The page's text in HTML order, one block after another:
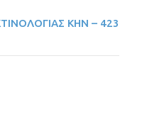
ΚΗΝ – 423